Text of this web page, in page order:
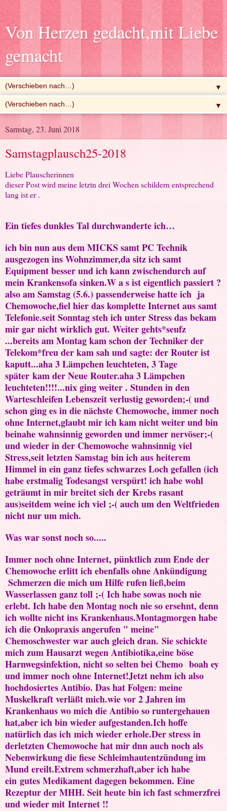
Von Herzen gedacht,mit Liebe
gemacht
▼
▼
Samstag, 23. Juni 2018
Samstagplausch25-2018
Liebe Plauscherinnen
dieser Post wird meine letztn drei Wochen schildern entsprechend
lang ist er .
Ein tiefes dunkles Tal durchwanderte ich…
ich bin nun aus dem MICKS samt PC Technik
ausgezogen ins Wohnzimmer,da sitz ich samt
Equipment besser und ich kann zwischendurch auf
mein Krankensofa sinken.W a s ist eigentlich passiert ?
also am Samstag (5.6.) passenderweise hatte ich ja
Chemowoche,fiel hier das komplette Internet aus samt
Telefonie.seit Sonntag steh ich unter Stress das bekam
mir gar nicht wirklich gut. Weiter gehts*seufz
...bereits am Montag kam schon der Techniker der
Telekom*freu der kam sah und sagte: der Router ist
kaputt...aha 3 Lämpchen leuchteten, 3 Tage
später kam der Neue Router.aha 3 Lämpchen
leuchteten!!!!...nix ging weiter . Stunden in den
Warteschleifen Lebenszeit verlustig geworden;-( und
schon ging es in die nächste Chemowoche, immer noch
ohne Internet,glaubt mir ich kam nicht weiter und bin
beinahe wahnsinnig geworden und immer nervöser;-(
und wieder in der Chemowoche wahnsinnig viel
Stress,seit letzten Samstag bin ich aus heiterem
Himmel in ein ganz tiefes schwarzes Loch gefallen (ich
habe erstmalig Todesangst verspürt! ich habe wohl
geträumt in mir breitet sich der Krebs rasant
aus)seitdem weine ich viel ;-( auch um den Weltfrieden
nicht nur um mich.
Was war sonst noch so.....
Immer noch ohne Internet, pünktlich zum Ende der
Chemowoche erlitt ich ebenfalls ohne Ankündigung
Schmerzen die mich um Hilfe rufen ließ,beim
Wasserlassen ganz toll ;-( Ich habe sowas noch nie
erlebt. Ich habe den Montag noch nie so ersehnt, denn
ich wollte nicht ins Krankenhaus.Montagmorgen habe
ich die Onkopraxis angerufen " meine"
Chemoschwester war auch gleich dran. Sie schickte
mich zum Hausarzt wegen Antibiotika,eine böse
Harnwegsinfektion, nicht so selten bei Chemo boah ey
und immer noch ohne Internet!Jetzt nehm ich also
hochdosiertes Antibio. Das hat Folgen: meine
Muskelkraft verläßt mich.wie vor 2 Jahren im
Krankenhaus wo mich die Antibio so runtergehauen
hat,aber ich bin wieder aufgestanden.Ich hoffe
natürlich das ich mich wieder erhole.Der stress in
derletzten Chemowoche hat mir dnn auch noch als
Nebenwirkung die fiese Schleimhautentzündung im
Mund ereilt.Extrem schmerzhaft,aber ich habe
ein gutes Medikament dagegen bekommen. Eine
Rezeptur der MHH. Seit heute bin ich fast schmerzfrei
und wieder mit Internet !!